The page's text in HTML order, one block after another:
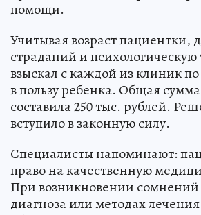
помощи.
Учитывая возраст пациентки,
страданий и психологическую
взыскал с каждой из клиник
в пользу ребенка. Общая
составила 250 тыс. рублей.
вступило в законную силу.
Специалисты напоминают:
право на качественную
При возникновении сомнений
диагноза или методах